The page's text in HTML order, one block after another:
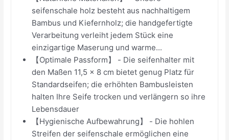
seifenschale holz besteht aus nachhaltigem
Bambus und Kiefernholz; die handgefertigte
Verarbeitung verleiht jedem Stück eine
einzigartige Maserung und warme...
【Optimale Passform】 - Die seifenhalter mit
den Maßen 11,5 x 8 cm bietet genug Platz für
Standardseifen; die erhöhten Bambusleisten
halten Ihre Seife trocken und verlängern so ihre
Lebensdauer
【Hygienische Aufbewahrung】 - Die hohlen
Streifen der seifenschale ermöglichen eine